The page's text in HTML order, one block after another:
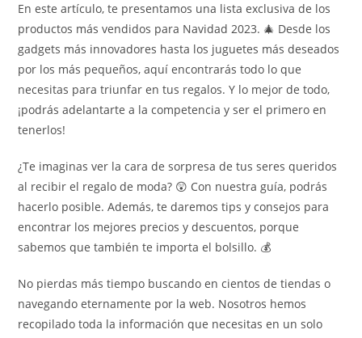
En este artículo, te presentamos una lista exclusiva de los
productos más vendidos para Navidad 2023. 🎄 Desde los
gadgets más innovadores hasta los juguetes más deseados
por los más pequeños, aquí encontrarás todo lo que
necesitas para triunfar en tus regalos. Y lo mejor de todo,
¡podrás adelantarte a la competencia y ser el primero en
tenerlos!
¿Te imaginas ver la cara de sorpresa de tus seres queridos
al recibir el regalo de moda? 😲 Con nuestra guía, podrás
hacerlo posible. Además, te daremos tips y consejos para
encontrar los mejores precios y descuentos, porque
sabemos que también te importa el bolsillo. 💰
No pierdas más tiempo buscando en cientos de tiendas o
navegando eternamente por la web. Nosotros hemos
recopilado toda la información que necesitas en un solo